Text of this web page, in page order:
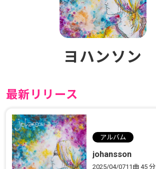
ヨハンソン
最新リリース
アルバム
johansson
2025/04/0711曲45 分